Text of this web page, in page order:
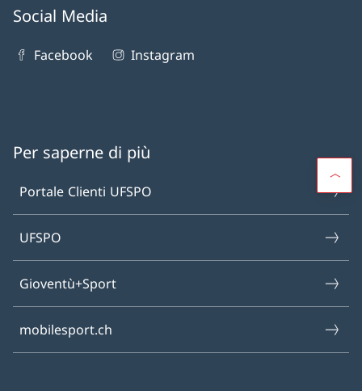
Social Media
Facebook Instagram
Per saperne di più
Portale Clienti UFSPO
UFSPO
Gioventù+Sport
mobilesport.ch